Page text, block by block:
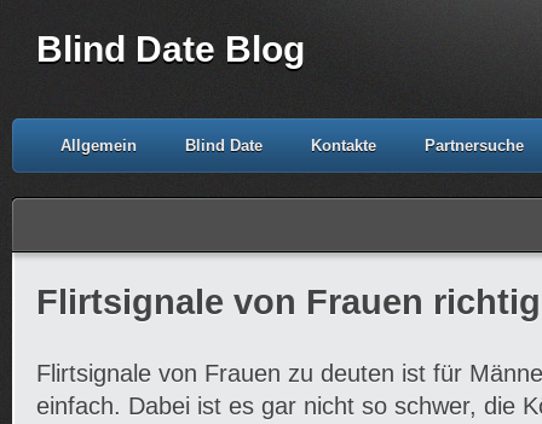
Blind Date Blog
Allgemein Blind Date Kontakte Partnersuche
Flirtsignale von Frauen
Flirtsignale von Frauen zu deuten ist für
einfach. Dabei ist es gar nicht so schwer, die